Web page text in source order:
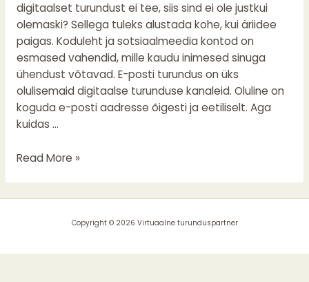
digitaalset turundust ei tee, siis sind ei ole justkui
olemaski? Sellega tuleks alustada kohe, kui äriidee
paigas. Koduleht ja sotsiaalmeedia kontod on
esmased vahendid, mille kaudu inimesed sinuga
ühendust võtavad. E-posti turundus on üks
olulisemaid digitaalse turunduse kanaleid. Oluline on
koguda e-posti aadresse õigesti ja eetiliselt. Aga
kuidas …
Read More »
Copyright © 2026 Virtuaalne turunduspartner